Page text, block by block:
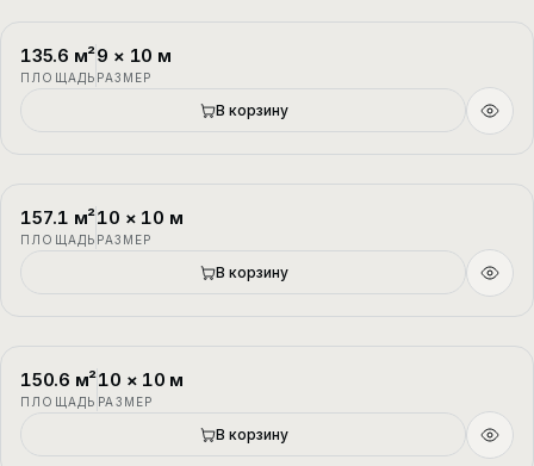
П-1
135.6 м²
ПЛОЩАДЬ
9 × 10 м
РАЗМЕР
В корзину
П-2
157.1 м²
ПЛОЩАДЬ
10 × 10 м
РАЗМЕР
В корзину
П-3
150.6 м²
ПЛОЩАДЬ
10 × 10 м
РАЗМЕР
В корзину